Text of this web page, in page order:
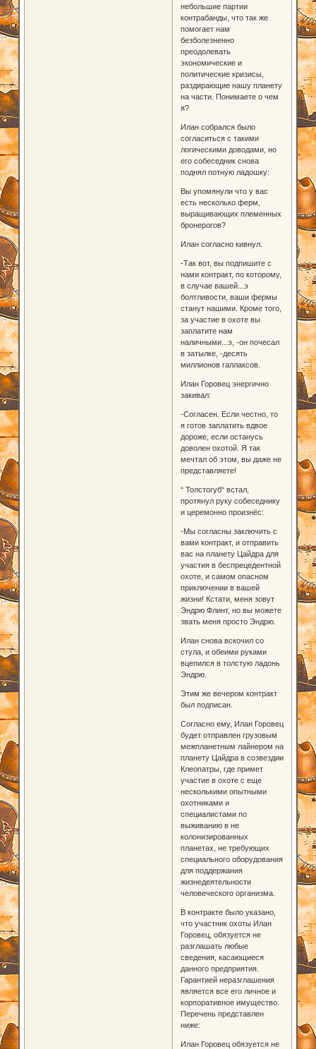
небольшие партии
контрабанды, что так же
помогает нам
безболезненно
преодолевать
экономические и
политические кризисы,
раздирающие нашу планету
на части. Понимаете о чем
я?
Илан собрался было
согласиться с такими
логическими доводами, но
его собеседник снова
поднял потную ладошку:
Вы упомянули что у вас
есть несколько ферм,
выращивающих племенных
бронерогов?
Илан согласно кивнул.
-Так вот, вы подпишите с
нами контракт, по которому,
в случае вашей...э
болтливости, ваши фермы
станут нашими. Кроме того,
за участие в охоте вы
заплатите нам
наличными...э, -он почесал
в затылке, -десять
миллионов галлаксов.
Илан Горовец энергично
закивал:
-Согласен. Если честно, то
я готов заплатить вдвое
дороже, если останусь
доволен охотой. Я так
мечтал об этом, вы даже не
представляете!
“ Толстогуб“ встал,
протянул руку собеседнику
и церемонно произнёс:
-Мы согласны заключить с
вами контракт, и отправить
вас на планету Цайдра для
участия в беспрецедентной
охоте, и самом опасном
приключении в вашей
жизни! Кстати, меня зовут
Эндрю Флинт, но вы можете
звать меня просто Эндрю.
Илан снова вскочил со
стула, и обеими руками
вцепился в толстую ладонь
Эндрю.
Этим же вечером контракт
был подписан.
Согласно ему, Илан Горовец
будет отправлен грузовым
межпланетным лайнером на
планету Цайдра в созвездии
Клеопатры, где примет
участие в охоте с еще
несколькими опытными
охотниками и
специалистами по
выживанию в не
колонизированных
планетах, не требующих
специального оборудования
для поддержания
жизнедеятельности
человеческого организма.
В контракте было указано,
что участник охоты Илан
Горовец, обязуется не
разглашать любые
сведения, касающиеся
данного предприятия.
Гарантией неразглашения
является все его личное и
корпоративное имущество.
Перечень представлен
ниже:
Илан Горовец обязуется не